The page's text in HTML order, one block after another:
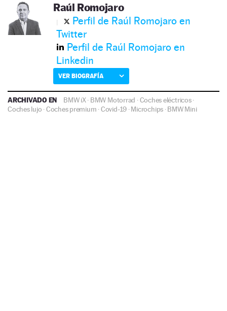
Raúl Romojaro
Perfil de Raúl Romojaro en
Twitter
Perfil de Raúl Romojaro en
Linkedin
VER BIOGRAFÍA
ARCHIVADO EN BMW iX· BMW Motorrad ·Coches eléctricos·
Coches lujo ·Coches premium ·Covid-19 ·Microchips ·BMW Mini